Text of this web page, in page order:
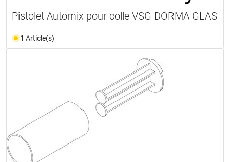
Pistolet Automix pour colle VSG DORMA GLAS
1 Article(s)